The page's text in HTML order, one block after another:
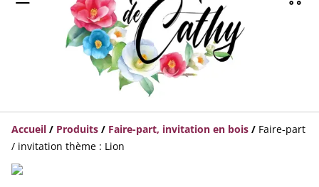
Accueil / Produits / Faire-part, invitation en bois / Faire-part
/ invitation thème : Lion